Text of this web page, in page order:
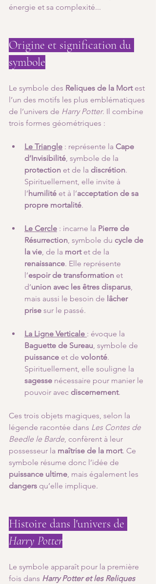
énergie et sa complexité...
Origine et signification du
symbole
Le symbole des Reliques de la Mort est
l’un des motifs les plus emblématiques
de l’univers de Harry Potter. Il combine
trois formes géométriques :
Le Triangle : représente la Cape
d’Invisibilité, symbole de la
protection et de la discrétion.
Spirituellement, elle invite à
l’humilité et à l’acceptation de sa
propre mortalité.
Le Cercle : incarne la Pierre de
Résurrection, symbole du cycle de
la vie, de la mort et de la
renaissance. Elle représente
l’espoir de transformation et
d’union avec les êtres disparus,
mais aussi le besoin de lâcher
prise sur le passé.
La Ligne Verticale : évoque la
Baguette de Sureau, symbole de
puissance et de volonté.
Spirituellement, elle souligne la
sagesse nécessaire pour manier le
pouvoir avec discernement.
Ces trois objets magiques, selon la
légende racontée dans Les Contes de
Beedle le Barde, confèrent à leur
possesseur la maîtrise de la mort. Ce
symbole résume donc l’idée de
puissance ultime, mais également les
dangers qu’elle implique.
Histoire dans l'univers de
Harry Potter
Le symbole apparaît pour la première
fois dans Harry Potter et les Reliques